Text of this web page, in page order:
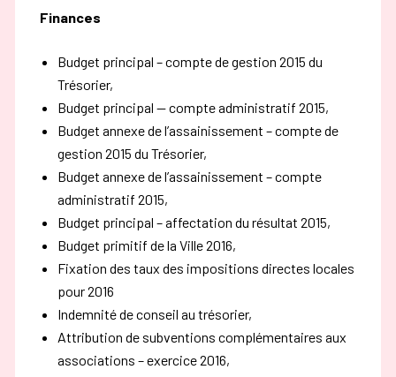
Finances
Budget principal – compte de gestion 2015 du
Trésorier,
Budget principal — compte administratif 2015,
Budget annexe de l’assainissement – compte de
gestion 2015 du Trésorier,
Budget annexe de l’assainissement – compte
administratif 2015,
Budget principal – affectation du résultat 2015,
Budget primitif de la Ville 2016,
Fixation des taux des impositions directes locales
pour 2016
Indemnité de conseil au trésorier,
Attribution de subventions complémentaires aux
associations – exercice 2016,